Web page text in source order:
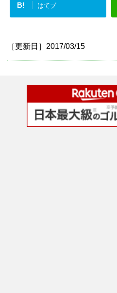
B! はてブ
［更新日］2017/03/15